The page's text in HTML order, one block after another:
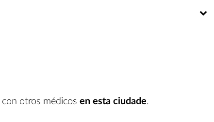
con otros médicos en esta ciudade.